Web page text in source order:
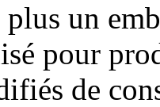
plus un
pour
de